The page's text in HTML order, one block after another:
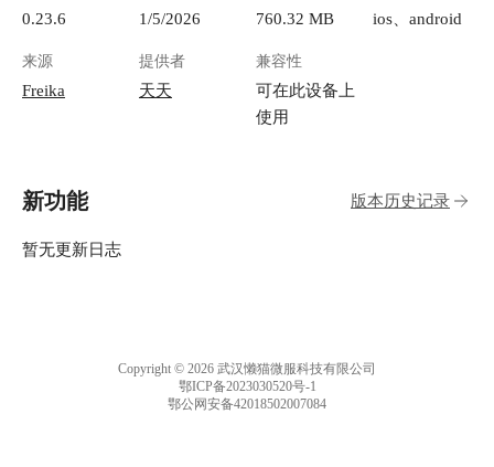
0.23.6 1/5/2026 760.32 MB ios、android
来源
Freika
提供者
天天
兼容性
可在此设备上
使用
新功能 版本历史记录
暂无更新日志
Copyright © 2026 武汉懒猫微服科技有限公司
鄂ICP备2023030520号-1
鄂公网安备42018502007084